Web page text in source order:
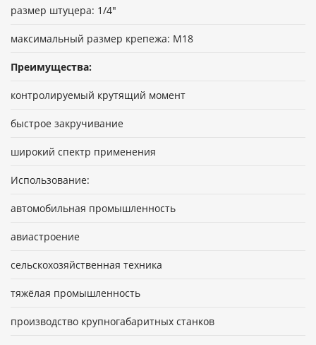
размер штуцера: 1/4"
максимальный размер крепежа: М18
Преимущества:
контролируемый крутящий момент
быстрое закручивание
широкий спектр применения
Использование:
автомобильная промышленность
авиастроение
сельскохозяйственная техника
тяжёлая промышленность
производство крупногабаритных станков